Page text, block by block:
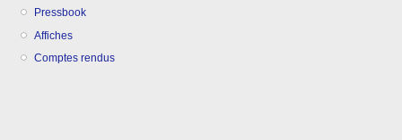
Pressbook
Affiches
Comptes rendus